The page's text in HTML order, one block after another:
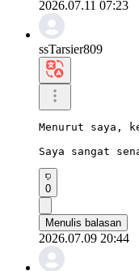
2026.07.11 07:23
ssTarsier809
Menurut saya,
Saya sangat
0
Menulis balasan
2026.07.09 20:44